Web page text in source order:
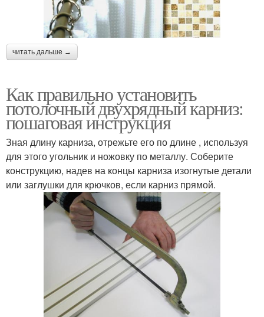
читать дальше →
Как правильно установить
потолочный двухрядный карниз:
пошаговая инструкция
Зная длину карниза, отрежьте его по длине , используя
для этого угольник и ножовку по металлу. Соберите
конструкцию, надев на концы карниза изогнутые детали
или заглушки для крючков, если карниз прямой.